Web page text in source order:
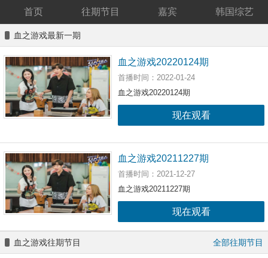
首页 往期节目 嘉宾 韩国综艺
血之游戏最新一期
血之游戏20220124期
首播时间：2022-01-24
血之游戏20220124期
现在观看
血之游戏20211227期
首播时间：2021-12-27
血之游戏20211227期
现在观看
血之游戏往期节目 全部往期节目